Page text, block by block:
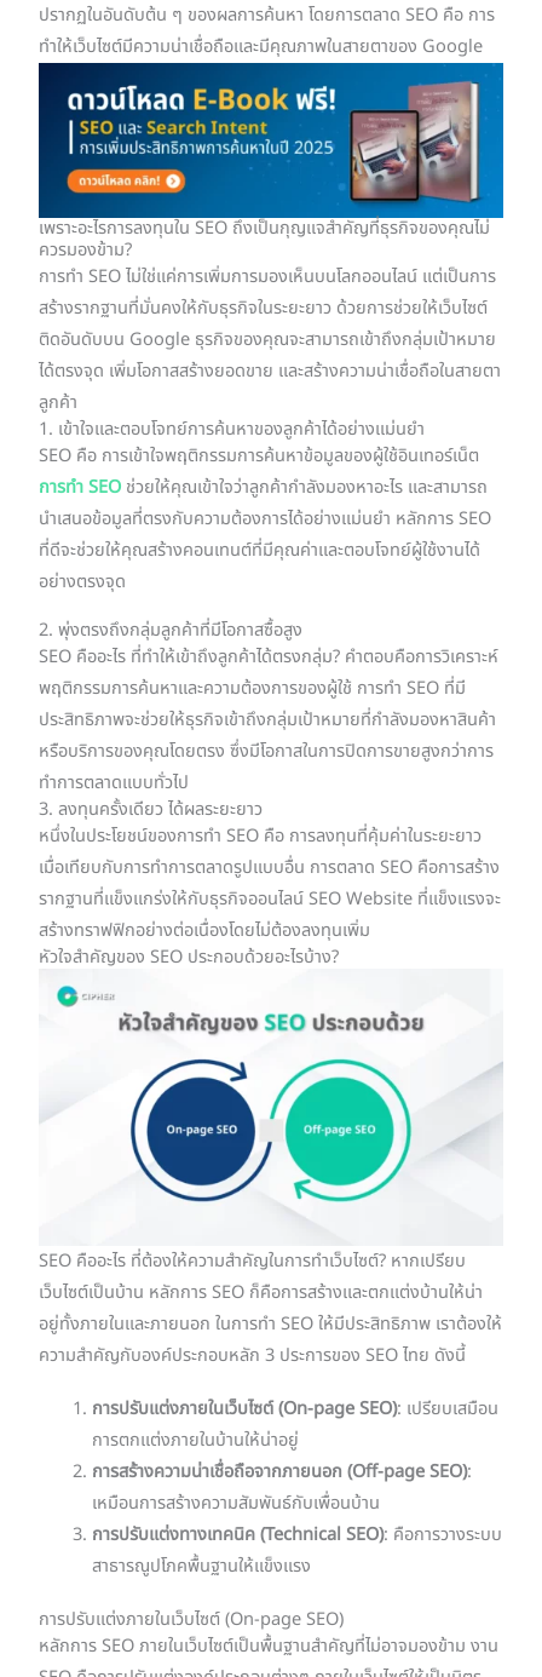
ปรากฏในอันดับต้น ๆ ของผลการค้นหา โดยการตลาด SEO คือ การ
ทำให้เว็บไซต์มีความน่าเชื่อถือและมีคุณภาพในสายตาของ Google
เพราะอะไรการลงทุนใน SEO ถึงเป็นกุญแจสำคัญที่ธุรกิจของคุณไม่
ควรมองข้าม?
​​การทำ SEO ไม่ใช่แค่การเพิ่มการมองเห็นบนโลกออนไลน์ แต่เป็นการ
สร้างรากฐานที่มั่นคงให้กับธุรกิจในระยะยาว ด้วยการช่วยให้เว็บไซต์
ติดอันดับบน Google ธุรกิจของคุณจะสามารถเข้าถึงกลุ่มเป้าหมาย
ได้ตรงจุด เพิ่มโอกาสสร้างยอดขาย และสร้างความน่าเชื่อถือในสายตา
ลูกค้า
1. เข้าใจและตอบโจทย์การค้นหาของลูกค้าได้อย่างแม่นยำ
SEO คือ การเข้าใจพฤติกรรมการค้นหาข้อมูลของผู้ใช้อินเทอร์เน็ต
การทำ SEO ช่วยให้คุณเข้าใจว่าลูกค้ากำลังมองหาอะไร และสามารถ
นำเสนอข้อมูลที่ตรงกับความต้องการได้อย่างแม่นยำ หลักการ SEO
ที่ดีจะช่วยให้คุณสร้างคอนเทนต์ที่มีคุณค่าและตอบโจทย์ผู้ใช้งานได้
อย่างตรงจุด
2. พุ่งตรงถึงกลุ่มลูกค้าที่มีโอกาสซื้อสูง
SEO คืออะไร ที่ทำให้เข้าถึงลูกค้าได้ตรงกลุ่ม? คำตอบคือการวิเคราะห์
พฤติกรรมการค้นหาและความต้องการของผู้ใช้ การทำ SEO ที่มี
ประสิทธิภาพจะช่วยให้ธุรกิจเข้าถึงกลุ่มเป้าหมายที่กำลังมองหาสินค้า
หรือบริการของคุณโดยตรง ซึ่งมีโอกาสในการปิดการขายสูงกว่าการ
ทำการตลาดแบบทั่วไป
3. ลงทุนครั้งเดียว ได้ผลระยะยาว
หนึ่งในประโยชน์ของการทำ SEO คือ การลงทุนที่คุ้มค่าในระยะยาว
เมื่อเทียบกับการทำการตลาดรูปแบบอื่น การตลาด SEO คือการสร้าง
รากฐานที่แข็งแกร่งให้กับธุรกิจออนไลน์ SEO Website ที่แข็งแรงจะ
สร้างทราฟฟิกอย่างต่อเนื่องโดยไม่ต้องลงทุนเพิ่ม
หัวใจสำคัญของ SEO ประกอบด้วยอะไรบ้าง?
SEO คืออะไร ที่ต้องให้ความสำคัญในการทำเว็บไซต์? หากเปรียบ
เว็บไซต์เป็นบ้าน หลักการ SEO ก็คือการสร้างและตกแต่งบ้านให้น่า
อยู่ทั้งภายในและภายนอก ในการทำ SEO ให้มีประสิทธิภาพ เราต้องให้
ความสำคัญกับองค์ประกอบหลัก 3 ประการของ SEO ไทย ดังนี้
การปรับแต่งภายในเว็บไซต์ (On-page SEO): เปรียบเสมือน
การตกแต่งภายในบ้านให้น่าอยู่
การสร้างความน่าเชื่อถือจากภายนอก (Off-page SEO):
เหมือนการสร้างความสัมพันธ์กับเพื่อนบ้าน
การปรับแต่งทางเทคนิค (Technical SEO): คือการวางระบบ
สาธารณูปโภคพื้นฐานให้แข็งแรง
การปรับแต่งภายในเว็บไซต์ (On-page SEO)
หลักการ SEO ภายในเว็บไซต์เป็นพื้นฐานสำคัญที่ไม่อาจมองข้าม งาน